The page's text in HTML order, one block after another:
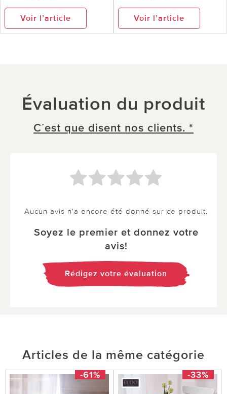
Voir l’article Voir l’article
Évaluation du produit
C´est que disent nos clients. *
Aucun avis n'a encore été donné sur ce produit.
Soyez le premier et donnez votre
avis!
Rédigez votre évaluation
Articles de la même catégorie
-61% -33%